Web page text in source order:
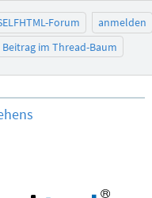
Forum
anmelden
Beitrag im Thread-Baum